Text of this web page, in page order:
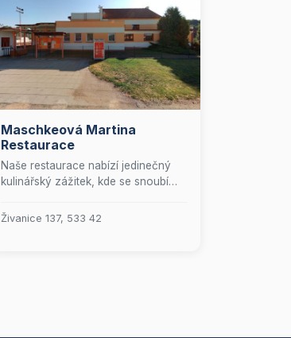
Maschkeová Martina
Restaurace
Naše restaurace nabízí jedinečný
kulinářský zážitek, kde se snoubí
servisem. Přijďte si vychutnat
Živanice 137, 533 42